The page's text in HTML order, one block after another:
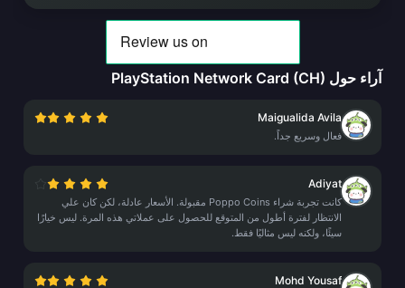
آراء حول PlayStation Network Card (CH)
Maigualida Avila
فعال وسريع جداً.
Adiyat
كانت تجربة شراء Poppo Coins مقبولة. الأسعار عادلة، لكن كان علي
الانتظار لفترة أطول من المتوقع للحصول على عملاتي هذه المرة. ليس خيارًا
سيئًا، ولكنه ليس مثاليًا فقط.
Mohd Yousaf